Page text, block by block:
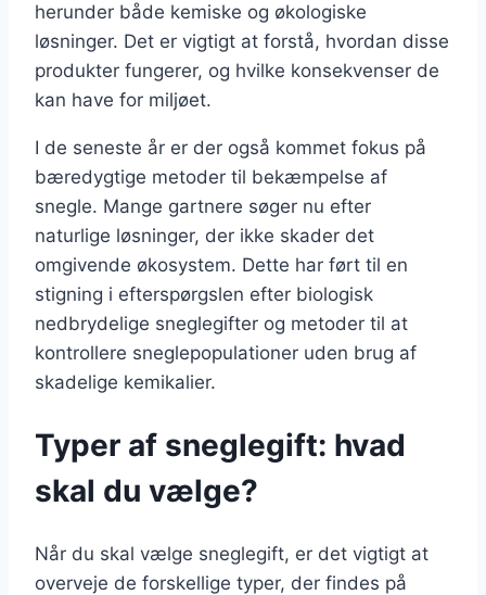
herunder både kemiske og økologiske
løsninger. Det er vigtigt at forstå, hvordan disse
produkter fungerer, og hvilke konsekvenser de
kan have for miljøet.
I de seneste år er der også kommet fokus på
bæredygtige metoder til bekæmpelse af
snegle. Mange gartnere søger nu efter
naturlige løsninger, der ikke skader det
omgivende økosystem. Dette har ført til en
stigning i efterspørgslen efter biologisk
nedbrydelige sneglegifter og metoder til at
kontrollere sneglepopulationer uden brug af
skadelige kemikalier.
Typer af sneglegift: hvad
skal du vælge?
Når du skal vælge sneglegift, er det vigtigt at
overveje de forskellige typer, der findes på